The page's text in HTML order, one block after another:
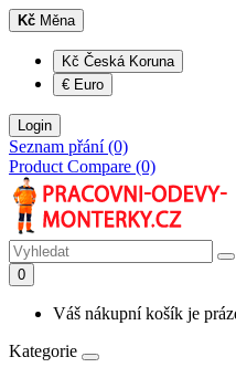
Kč Měna
Kč Česká Koruna
€ Euro
Login
Seznam přání (0)
Product Compare (0)
0
Váš nákupní košík je
Kategorie